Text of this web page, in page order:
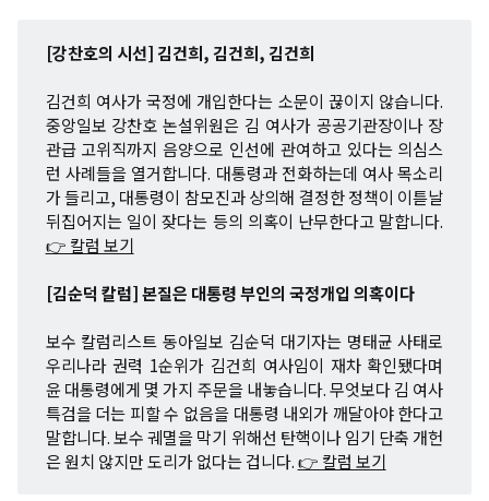
[강찬호의 시선] 김건희, 김건희, 김건희
김건희 여사가 국정에 개입한다는 소문이 끊이지 않습니다.
중앙일보 강찬호 논설위원은 김 여사가 공공기관장이나 장
관급 고위직까지 음양으로 인선에 관여하고 있다는 의심스
런 사례들을 열거합니다. 대통령과 전화하는데 여사 목소리
가 들리고, 대통령이 참모진과 상의해 결정한 정책이 이튿날
뒤집어지는 일이 잦다는 등의 의혹이 난무한다고 말합니다.
👉 칼럼 보기
[김순덕 칼럼] 본질은 대통령 부인의 국정개입 의혹이다
보수 칼럼리스트 동아일보 김순덕 대기자는 명태균 사태로
우리나라 권력 1순위가 김건희 여사임이 재차 확인됐다며
윤 대통령에게 몇 가지 주문을 내놓습니다. 무엇보다 김 여사
특검을 더는 피할 수 없음을 대통령 내외가 깨달아야 한다고
말합니다. 보수 궤멸을 막기 위해선 탄핵이나 임기 단축 개헌
은 원치 않지만 도리가 없다는 겁니다.👉 칼럼 보기